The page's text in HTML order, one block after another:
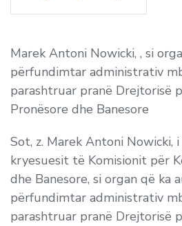
Marek Antoni Nowicki, , si
përfundimtar administrativ
parashtruar pranë Drejtorisë
Pronësore dhe Banesore
Sot, z. Marek Antoni Nowicki,
kryesuesit të Komisionit për
dhe Banesore, si organ që ka
përfundimtar administrativ
parashtruar pranë Drejtorisë